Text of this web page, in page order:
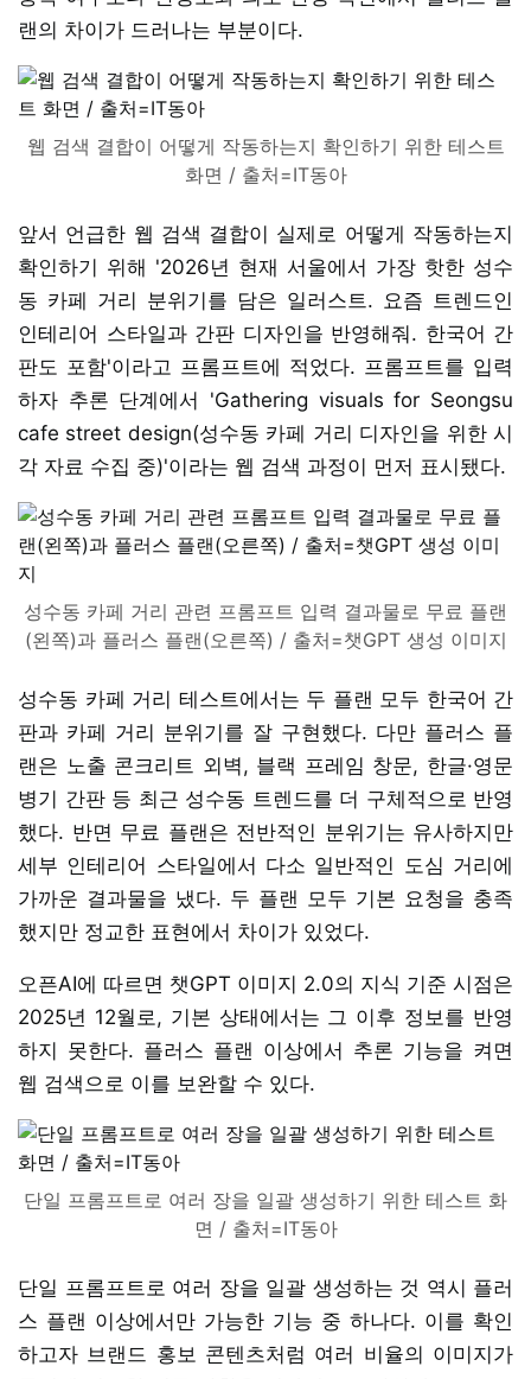
랜의 차이가 드러나는 부분이다.
웹 검색 결합이 어떻게 작동하는지 확인하기 위한 테스트
화면 / 출처=IT동아
앞서 언급한 웹 검색 결합이 실제로 어떻게 작동하는지
확인하기 위해 '2026년 현재 서울에서 가장 핫한 성수
동 카페 거리 분위기를 담은 일러스트. 요즘 트렌드인
인테리어 스타일과 간판 디자인을 반영해줘. 한국어 간
판도 포함'이라고 프롬프트에 적었다. 프롬프트를 입력
하자 추론 단계에서 'Gathering visuals for Seongsu
cafe street design(성수동 카페 거리 디자인을 위한 시
각 자료 수집 중)'이라는 웹 검색 과정이 먼저 표시됐다.
성수동 카페 거리 관련 프롬프트 입력 결과물로 무료 플랜
(왼쪽)과 플러스 플랜(오른쪽) / 출처=챗GPT 생성 이미지
성수동 카페 거리 테스트에서는 두 플랜 모두 한국어 간
판과 카페 거리 분위기를 잘 구현했다. 다만 플러스 플
랜은 노출 콘크리트 외벽, 블랙 프레임 창문, 한글·영문
병기 간판 등 최근 성수동 트렌드를 더 구체적으로 반영
했다. 반면 무료 플랜은 전반적인 분위기는 유사하지만
세부 인테리어 스타일에서 다소 일반적인 도심 거리에
가까운 결과물을 냈다. 두 플랜 모두 기본 요청을 충족
했지만 정교한 표현에서 차이가 있었다.
오픈AI에 따르면 챗GPT 이미지 2.0의 지식 기준 시점은
2025년 12월로, 기본 상태에서는 그 이후 정보를 반영
하지 못한다. 플러스 플랜 이상에서 추론 기능을 켜면
웹 검색으로 이를 보완할 수 있다.
단일 프롬프트로 여러 장을 일괄 생성하기 위한 테스트 화
면 / 출처=IT동아
단일 프롬프트로 여러 장을 일괄 생성하는 것 역시 플러
스 플랜 이상에서만 가능한 기능 중 하나다. 이를 확인
하고자 브랜드 홍보 콘텐츠처럼 여러 비율의 이미지가